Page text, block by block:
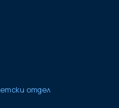
отдел